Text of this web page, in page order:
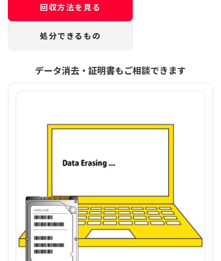
回収方法を見る
処分できるもの
データ消去・証明書もご相談できます